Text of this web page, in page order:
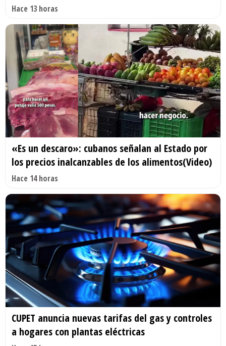
Hace 13 horas
«Es un descaro»: cubanos señalan al Estado por
los precios inalcanzables de los alimentos(Video)
Hace 14 horas
CUPET anuncia nuevas tarifas del gas y controles
a hogares con plantas eléctricas